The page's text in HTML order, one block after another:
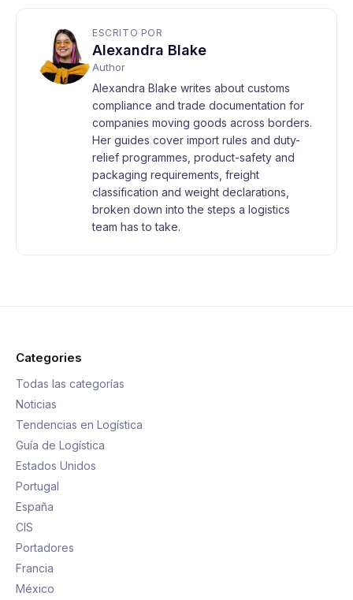
ESCRITO POR
Alexandra Blake
Author
Alexandra Blake writes about customs
compliance and trade documentation for
companies moving goods across borders.
Her guides cover import rules and duty-
relief programmes, product-safety and
packaging requirements, freight
classification and weight declarations,
broken down into the steps a logistics
team has to take.
Categories
Todas las categorías
Noticias
Tendencias en Logística
Guía de Logística
Estados Unidos
Portugal
España
CIS
Portadores
Francia
México